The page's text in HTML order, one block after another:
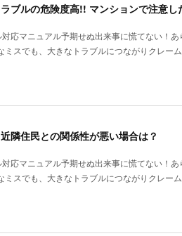
ブルの危険度高!! マンションで注意し
応マニュアル予期せぬ出来事に慌てない！
ミスでも、大きなトラブルにつながりクレー
隣住民との関係性が悪い場合は？
応マニュアル予期せぬ出来事に慌てない！
ミスでも、大きなトラブルにつながりクレー